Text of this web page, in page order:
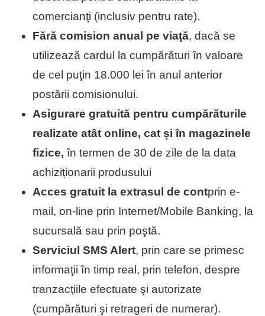
comercianţi (inclusiv pentru rate).
Fără comision anual pe viaţă, dacă se
utilizează cardul la cumpărături în valoare
de cel puţin 18.000 lei în anul anterior
postării comisionului.
Asigurare gratuită pentru cumpărăturile
realizate atât online, cat și în magazinele
fizice,în termen de 30 de zile de la data
achiziționarii produsului
Acces gratuit la extrasul de contprin e-
mail, on-line prin Internet/Mobile Banking, la
sucursală sau prin poştă.
Serviciul SMS Alert, prin care se primesc
informaţii în timp real, prin telefon, despre
tranzacţiile efectuate şi autorizate
(cumpărături şi retrageri de numerar).